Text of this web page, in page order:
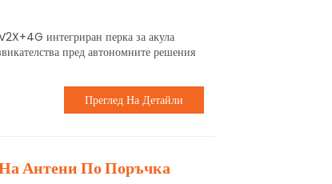
интегриран перка за акула
пред автономните решения
Преглед На Детайли
Антени По Поръчка